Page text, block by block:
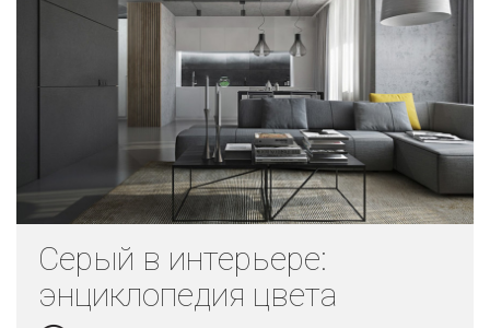
Серый в интерьере:
энциклопедия цвета